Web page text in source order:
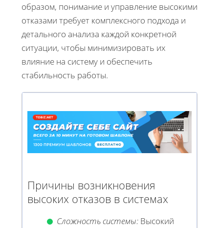
образом, понимание и управление высокими
отказами требует комплексного подхода и
детального анализа каждой конкретной
ситуации, чтобы минимизировать их
влияние на систему и обеспечить
стабильность работы.
Причины возникновения
высоких отказов в системах
Сложность системы: Высокий